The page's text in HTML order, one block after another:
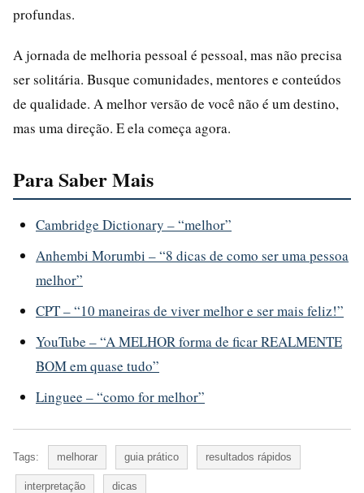
profundas.
A jornada de melhoria pessoal é pessoal, mas não precisa
ser solitária. Busque comunidades, mentores e conteúdos
de qualidade. A melhor versão de você não é um destino,
mas uma direção. E ela começa agora.
Para Saber Mais
Cambridge Dictionary – “melhor”
Anhembi Morumbi – “8 dicas de como ser uma pessoa
melhor”
CPT – “10 maneiras de viver melhor e ser mais feliz!”
YouTube – “A MELHOR forma de ficar REALMENTE
BOM em quase tudo”
Linguee – “como for melhor”
Tags: melhorar guia prático resultados rápidos
interpretação dicas